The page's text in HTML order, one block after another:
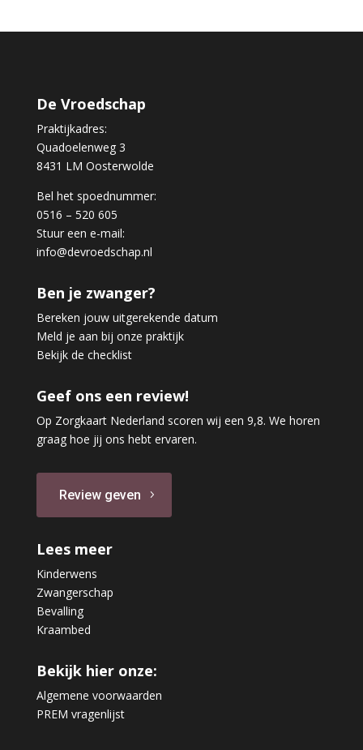
De Vroedschap
Praktijkadres:
Quadoelenweg 3
8431 LM Oosterwolde
Bel het spoednummer:
0516 – 520 605
Stuur een e-mail:
info@devroedschap.nl
Ben je zwanger?
Bereken jouw uitgerekende datum
Meld je aan bij onze praktijk
Bekijk de checklist
Geef ons een review!
Op Zorgkaart Nederland scoren wij een 9,8. We horen
graag hoe jij ons hebt ervaren.
Review geven
Lees meer
Kinderwens
Zwangerschap
Bevalling
Kraambed
Bekijk hier onze:
Algemene voorwaarden
PREM vragenlijst